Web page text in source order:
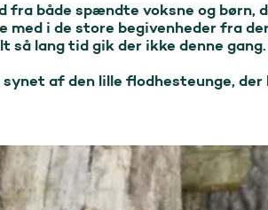
både spændte voksne og børn,
i de store begivenheder fra
så lang tid gik der ikke denne gang.
af den lille flodhesteunge,